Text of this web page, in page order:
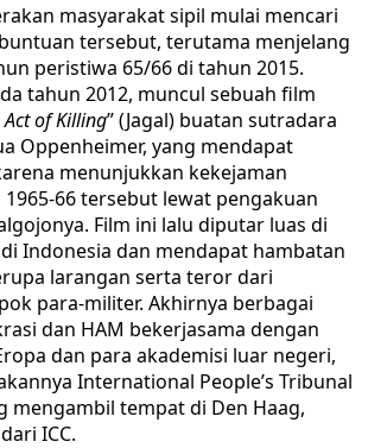
masyarakat sipil mulai mencari
tersebut, terutama menjelang
peristiwa 65/66 di tahun 2015.
tahun 2012, muncul sebuah film
Act of Killing” (Jagal) buatan sutradara
Oppenheimer, yang mendapat
menunjukkan kekejaman
1965-66 tersebut lewat pengakuan
Film ini lalu diputar luas di
Indonesia dan mendapat hambatan
larangan serta teror dari
para-militer. Akhirnya berbagai
dan HAM bekerjasama dengan
dan para akademisi luar negeri,
International People’s Tribunal
mengambil tempat di Den Haag,
ICC.